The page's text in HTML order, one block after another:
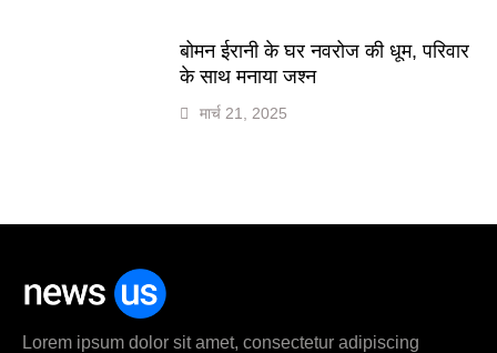
बोमन ईरानी के घर नवरोज की धूम, परिवार
के साथ मनाया जश्न
मार्च 21, 2025
Lorem ipsum dolor sit amet, consectetur adipiscing